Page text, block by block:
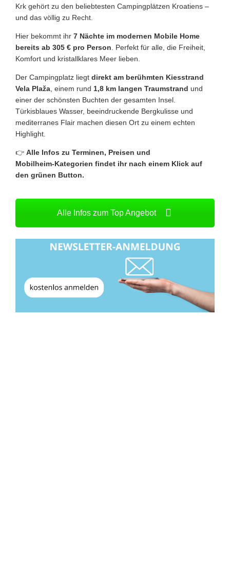
Krk gehört zu den beliebtesten Campingplätzen Kroatiens –
und das völlig zu Recht.
Hier bekommt ihr 7 Nächte im modernen Mobile Home
bereits ab 305 € pro Person . Perfekt für alle, die Freiheit,
Komfort und kristallklares Meer lieben.
Der Campingplatz liegt direkt am berühmten Kiesstrand
Vela Plaža , einem rund 1,8 km langen Traumstrand und
einer der schönsten Buchten der gesamten Insel.
Türkisblaues Wasser, beeindruckende Bergkulisse und
mediterranes Flair machen diesen Ort zu einem echten
Highlight.
👉 Alle Infos zu Terminen, Preisen und
Mobilheim‑Kategorien findet ihr nach einem Klick auf
den grünen Button.
Alle Infos zum Top Angebot